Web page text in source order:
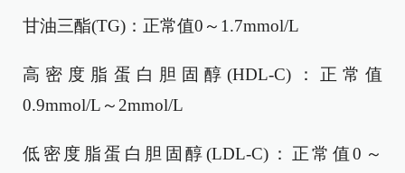
甘油三酯(TG)：正常值0～1.7mmol/L
高密度脂蛋白胆固醇(HDL-C)：正常值
0.9mmol/L～2mmol/L
低密度脂蛋白胆固醇(LDL-C)：正常值0～